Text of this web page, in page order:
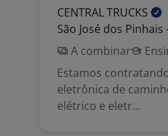
CENTRALTRUCKS
São José dos Pinhais
A combinar
Estamos
eletrônica de
elétrico e eletr...